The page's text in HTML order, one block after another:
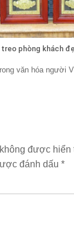
treo phòng khách
văn hóa người
được hiển
đánh dấu *